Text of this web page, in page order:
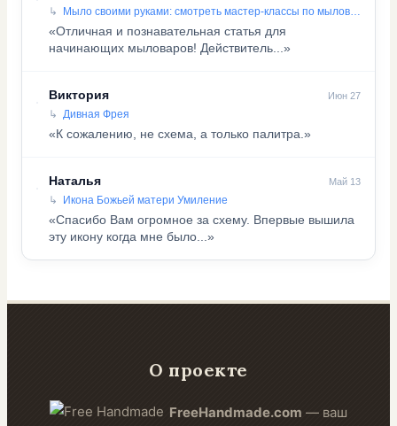
Мыло своими руками: смотреть мастер-классы по мыловарению
«Отличная и познавательная статья для
начинающих мыловаров! Действитель...»
Виктория Июн 27
Дивная Фрея
«К сожалению, не схема, а только палитра.»
Наталья Май 13
Икона Божьей матери Умиление
«Спасибо Вам огромное за схему. Впервые вышила
эту икону когда мне было...»
О проекте
FreeHandmade.com — ваш